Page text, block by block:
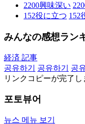
2200興味深い
152役に立つ 152
みんなの感想ラン
経済 記事
공유하기
공유하기 공
リンクコピーが完了し
포토뷰어
뉴스 메뉴 보기